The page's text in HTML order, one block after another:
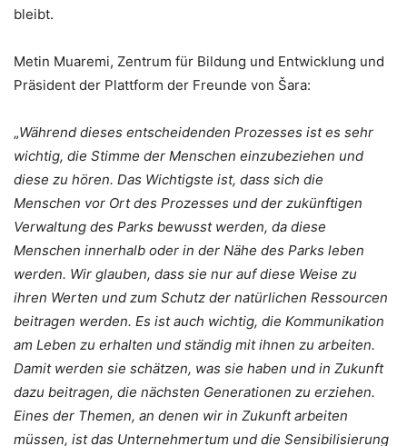
bleibt.
Metin Muaremi, Zentrum für Bildung und Entwicklung und
Präsident der Plattform der Freunde von Šara:
„Während dieses entscheidenden Prozesses ist es sehr
wichtig, die Stimme der Menschen einzubeziehen und
diese zu hören. Das Wichtigste ist, dass sich die
Menschen vor Ort des Prozesses und der zukünftigen
Verwaltung des Parks bewusst werden, da diese
Menschen innerhalb oder in der Nähe des Parks leben
werden. Wir glauben, dass sie nur auf diese Weise zu
ihren Werten und zum Schutz der natürlichen Ressourcen
beitragen werden. Es ist auch wichtig, die Kommunikation
am Leben zu erhalten und ständig mit ihnen zu arbeiten.
Damit werden sie schätzen, was sie haben und in Zukunft
dazu beitragen, die nächsten Generationen zu erziehen.
Eines der Themen, an denen wir in Zukunft arbeiten
müssen, ist das Unternehmertum und die Sensibilisierung